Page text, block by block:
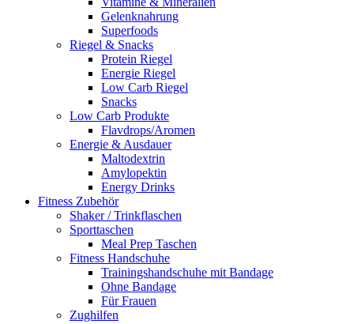
Gelenknahrung
Superfoods
Riegel & Snacks
Protein Riegel
Energie Riegel
Low Carb Riegel
Snacks
Low Carb Produkte
Flavdrops/Aromen
Energie & Ausdauer
Maltodextrin
Amylopektin
Energy Drinks
Fitness Zubehör
Shaker / Trinkflaschen
Sporttaschen
Meal Prep Taschen
Fitness Handschuhe
Trainingshandschuhe mit Bandage
Ohne Bandage
Für Frauen
Zughilfen